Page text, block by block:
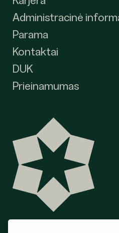
Administracinė
Parama
Kontaktai
DUK
Prieinamumas